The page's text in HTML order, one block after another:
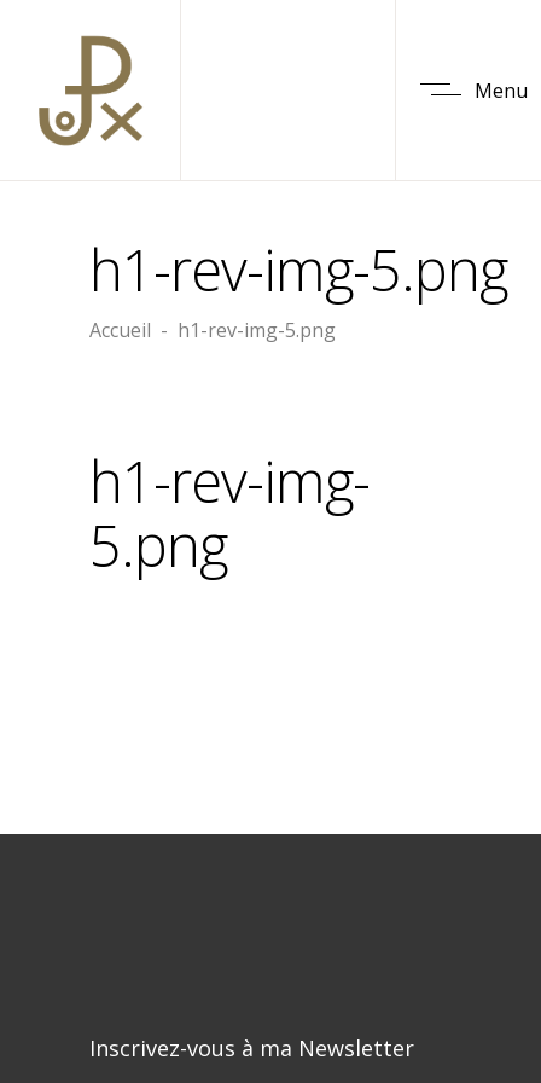
Menu
h1-rev-img-5.png
Accueil - h1-rev-img-5.png
h1-rev-img-
5.png
Inscrivez-vous à ma Newsletter